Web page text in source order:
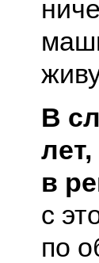
В
в
с
по